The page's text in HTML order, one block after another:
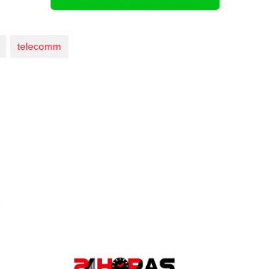
telecomm